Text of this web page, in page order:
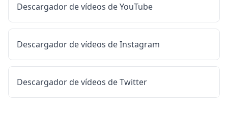
Descargador de vídeos de YouTube
Descargador de vídeos de Instagram
Descargador de vídeos de Twitter